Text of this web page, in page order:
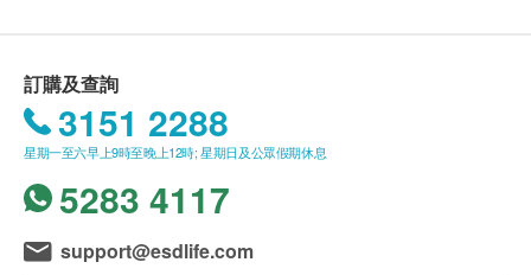
訂購及查詢
3151 2288
星期一至六早上9時至晚上12時; 星期日及公眾假期休息
5283 4117
support@esdlife.com